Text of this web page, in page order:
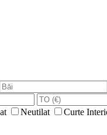
Neutilat Curte